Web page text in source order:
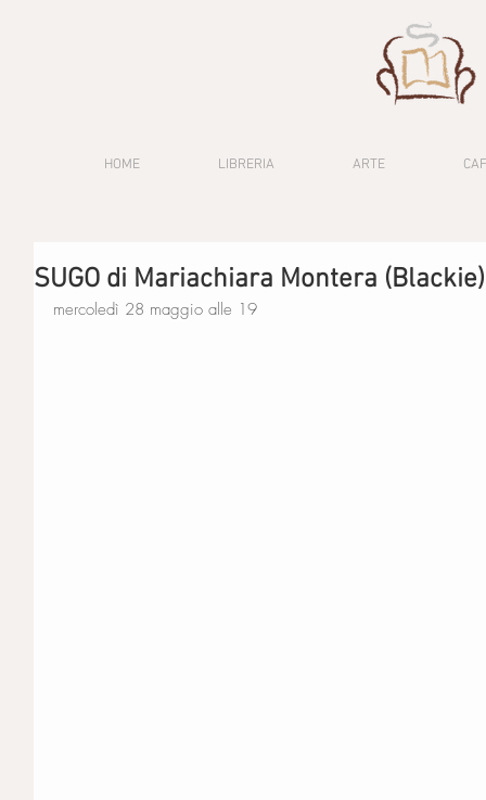
HOME LIBRERIA ARTE
SUGO di Mariachiara Montera (Blackie)
mercoledì 28 maggio alle 19